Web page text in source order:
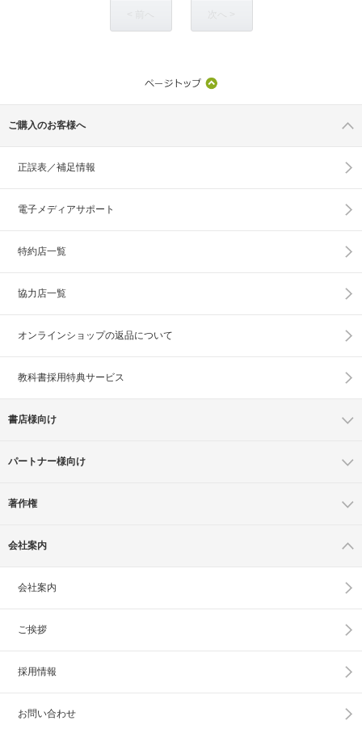
ご購入のお客様へ
正誤表／補足情報
電子メディアサポート
特約店一覧
協力店一覧
オンラインショップの返品について
教科書採用特典サービス
書店様向け
パートナー様向け
著作権
会社案内
会社案内
ご挨拶
採用情報
お問い合わせ